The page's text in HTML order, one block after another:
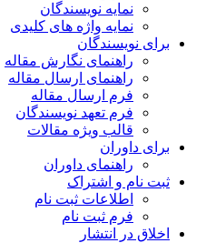
نمایه نویسندگان
نمایه واژه های کلیدی
برای نویسندگان
راهنمای نگارش مقاله
راهنمای ارسال مقاله
فرم ارسال مقاله
فرم تعهد نویسندگان
قالب ویژه مقالات
برای داوران
راهنمای داوران
ثبت نام و اشتراک
اطلاعات ثبت نام
فرم ثبت نام
اخلاق در انتشار